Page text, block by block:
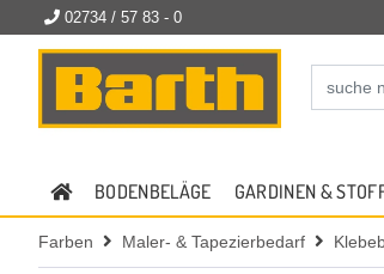
02734 / 57 83 - 0
BODENBELÄGE GARDINEN &
Farben Maler- & Tapezierbedarf